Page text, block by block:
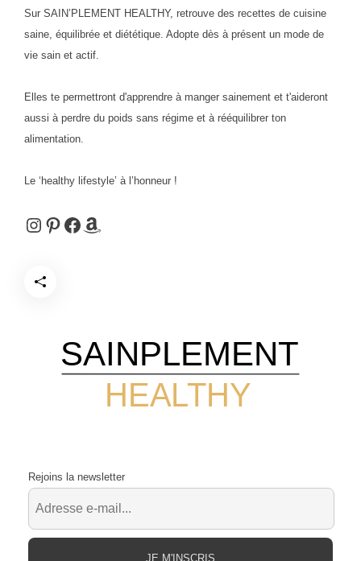
Sur SAIN’PLEMENT HEALTHY, retrouve des recettes de cuisine
saine, équilibrée et diététique. Adopte dès à présent un mode de
vie sain et actif.
Elles te permettront d'apprendre à manger sainement et t'aideront
aussi à perdre du poids sans régime et à rééquilibrer ton
alimentation.
Le ‘healthy lifestyle’ à l’honneur !
Instagram
Pinterest
Facebook
Amazon
HEALTHY
SAINPLEMENT
Rejoins la newsletter
JE M'INSCRIS